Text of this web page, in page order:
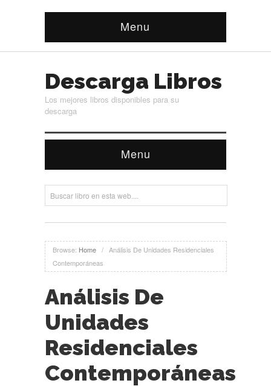
Menu
Descarga Libros
Los mejores libros disponibles para su
descarga
Menu
Browse: Home / Análisis De Unidades Residenciales
Contemporáneas
Análisis De
Unidades
Residenciales
Contemporáneas